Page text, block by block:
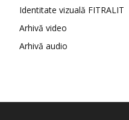
Identitate vizuală FITRALIT
Arhivă video
Arhivă audio